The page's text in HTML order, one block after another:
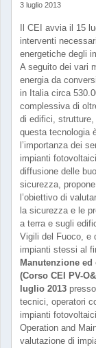
3 luglio 2013
Il CEI avvia il 15
interventi
energetiche degli
A seguito dei vari
energia da
in Italia circa
complessiva di
di edifici,
questa tecnologia
l’importanza dei
impianti
diffusione delle
sicurezza,
l’obiettivo di
la sicurezza e le
a terra e sugli
Vigili del Fuoco, e
impianti stessi al
Manutenzione
(Corso CEI PV-
luglio 2013
tecnici, operatori
impianti
Operation and
valutazione di